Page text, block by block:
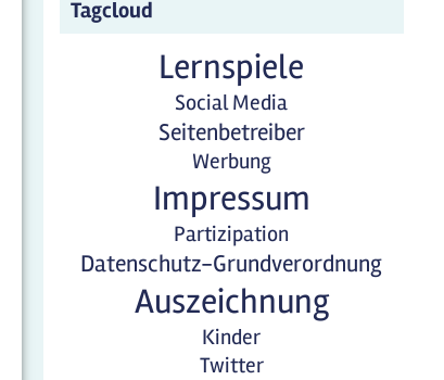
Tagcloud
Lernspiele
Social Media
Seitenbetreiber
Werbung
Impressum
Partizipation
Datenschutz-Grundverordnung
Auszeichnung
Kinder
Twitter